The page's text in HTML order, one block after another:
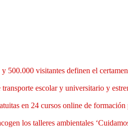
500.000 visitantes definen el
escolar y universitario y
en 24 cursos online de formación
los talleres ambientales